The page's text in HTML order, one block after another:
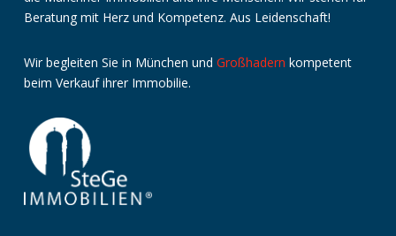
Beratung mit Herz und Kompetenz. Aus Leidenschaft!
Wir begleiten Sie in München und Großhadern kompetent
beim Verkauf ihrer Immobilie.